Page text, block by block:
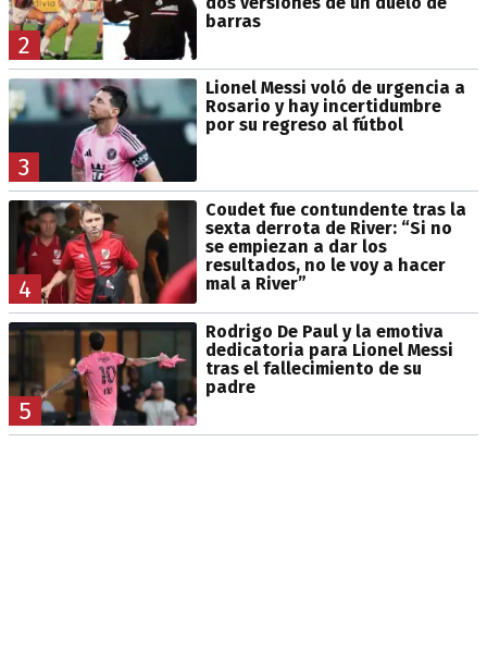
2
barras
3
Lionel Messi voló de urgencia a
Rosario y hay incertidumbre
por su regreso al fútbol
4
Coudet fue contundente tras la
sexta derrota de River: “Si no
se empiezan a dar los
resultados, no le voy a hacer
mal a River”
5
Rodrigo De Paul y la emotiva
dedicatoria para Lionel Messi
tras el fallecimiento de su
padre